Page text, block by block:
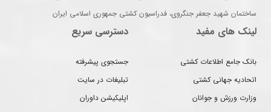
ساختمان شهید جعفر جنگروی، فدراسیون کشتی جمهوری اسلامی ایران
لینک های مفید
بانک جامع اطلاعات کشتی
اتحادیه جهانی کشتی
وزارت ورزش و جوانان
دسترسی سریع
جستجوی پیشرفته
تبلیغات در سایت
اپلیکیشن داوران